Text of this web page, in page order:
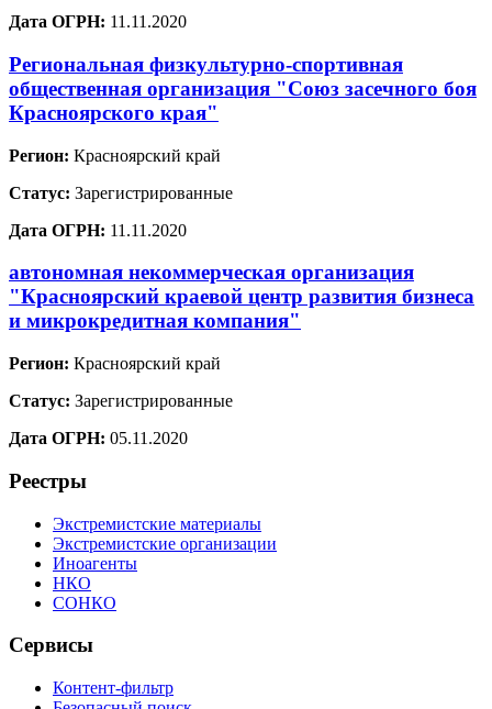
Дата ОГРН: 11.11.2020
Региональная физкультурно-спортивная
общественная организация "Союз засечного боя
Красноярского края"
Регион: Красноярский край
Статус: Зарегистрированные
Дата ОГРН: 11.11.2020
автономная некоммерческая организация
"Красноярский краевой центр развития бизнеса
и микрокредитная компания"
Регион: Красноярский край
Статус: Зарегистрированные
Дата ОГРН: 05.11.2020
Реестры
Экстремистские материалы
Экстремистские организации
Иноагенты
НКО
СОНКО
Сервисы
Контент-фильтр